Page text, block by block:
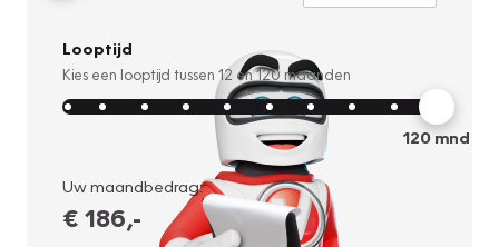
Looptijd
Kies een looptijd tussen 12 en120 maanden
120mnd
Uw maandbedrag:
€ 186,-